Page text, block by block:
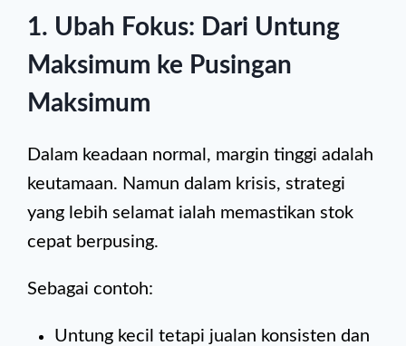
1. Ubah Fokus: Dari Untung
Maksimum ke Pusingan
Maksimum
Dalam keadaan normal, margin tinggi adalah
keutamaan. Namun dalam krisis, strategi
yang lebih selamat ialah memastikan stok
cepat berpusing.
Sebagai contoh:
Untung kecil tetapi jualan konsisten dan